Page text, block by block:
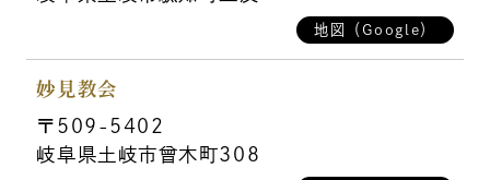
地図（Google）
妙見教会
〒509-5402
岐阜県土岐市曾木町308